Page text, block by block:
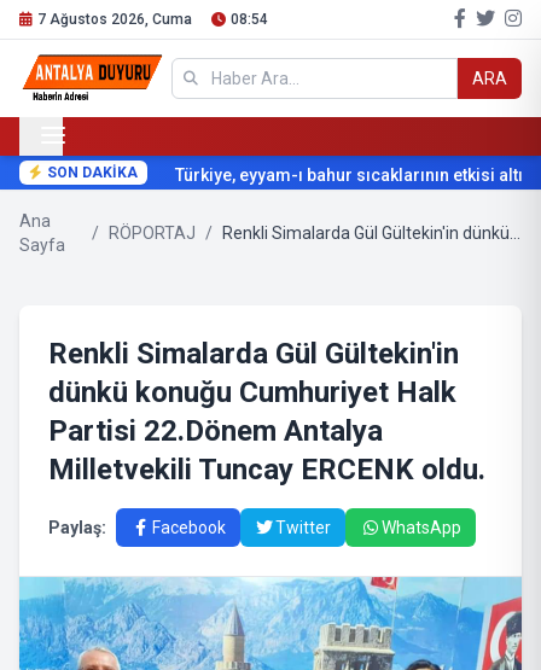
7 Ağustos 2026, Cuma 08:54
ARA
SON DAKİKA Türkiye, eyyam-ı bahur sıcaklarının etkisi altına
Ana
Sayfa
/ RÖPORTAJ /
Renkli Simalarda Gül Gültekin'in
dünkü konuğu Cumhuriyet Halk
Partisi 22.Dönem Antalya
Milletvekili Tuncay ERCENK oldu.
Paylaş: Facebook Twitter WhatsApp